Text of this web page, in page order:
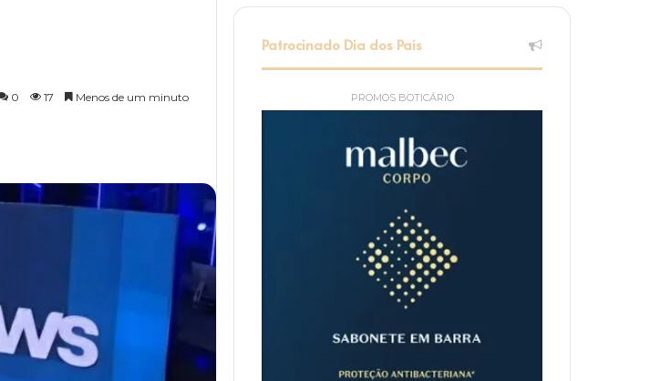
0 17 Menos de um minuto
Patrocinado Dia dos Pais
PROMOS BOTICÁRIO